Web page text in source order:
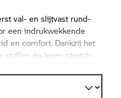
val- en slijtvast rund-
een indrukwekkende
en comfort. Dankzij het
stoffen en leren stretch-
en de mouwen biedt het
een optimale
zithouding.